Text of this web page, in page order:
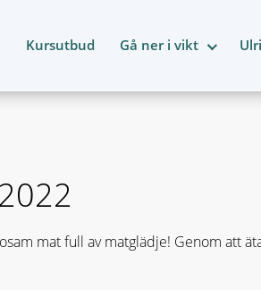
Kursutbud Gå ner i vikt
mat full av matglädje! Genom att